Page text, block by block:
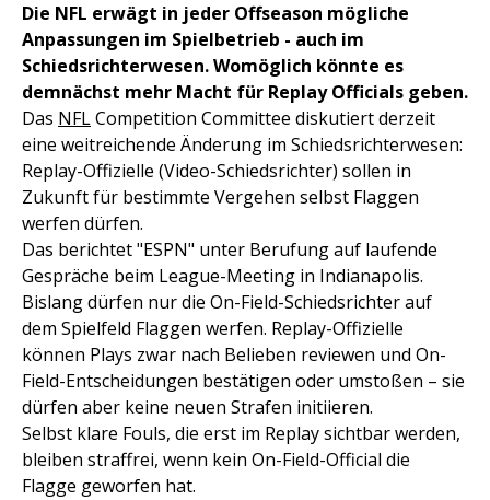
Die NFL erwägt in jeder Offseason mögliche
Anpassungen im Spielbetrieb - auch im
Schiedsrichterwesen. Womöglich könnte es
demnächst mehr Macht für Replay Officials geben.
Das NFLCompetition Committee diskutiert derzeit
eine weitreichende Änderung im Schiedsrichterwesen:
Replay-Offizielle (Video-Schiedsrichter) sollen in
Zukunft für bestimmte Vergehen selbst Flaggen
werfen dürfen.
Das berichtet "ESPN" unter Berufung auf laufende
Gespräche beim League-Meeting in Indianapolis.
Bislang dürfen nur die On-Field-Schiedsrichter auf
dem Spielfeld Flaggen werfen. Replay-Offizielle
können Plays zwar nach Belieben reviewen und On-
Field-Entscheidungen bestätigen oder umstoßen – sie
dürfen aber keine neuen Strafen initiieren.
Selbst klare Fouls, die erst im Replay sichtbar werden,
bleiben straffrei, wenn kein On-Field-Official die
Flagge geworfen hat.